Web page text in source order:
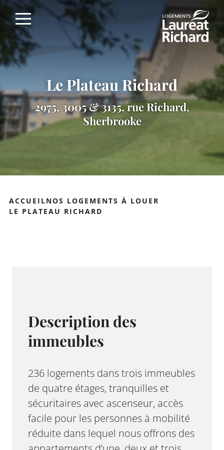
Skip
to
content
Le Plateau Richard
2975, 3005 & 3135, rue Richard,
Sherbrooke
ACCUEILNOS LOGEMENTS À LOUER
LE PLATEAU RICHARD
Description des
immeubles
236 logements dans trois immeubles
de quatre étages, tranquilles et
sécuritaires avec ascenseur, accès
facile pour les personnes à mobilité
réduite dans lequel nous offrons des